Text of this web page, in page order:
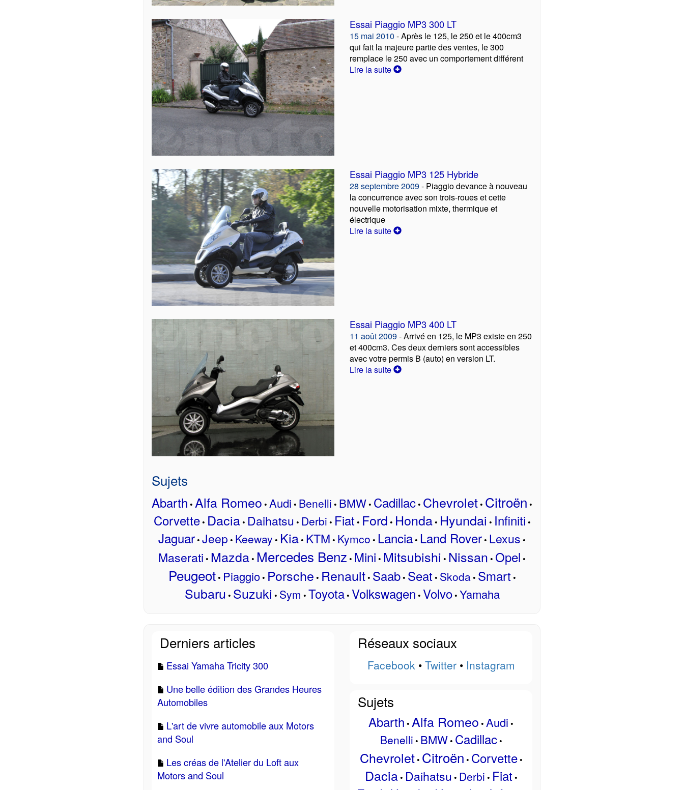
Essai Piaggio MP3 300 LT
15 mai 2010 - Après le 125, le 250 et le 400cm3
qui fait la majeure partie des ventes, le 300
remplace le 250 avec un comportement différent
Lire la suite
Essai Piaggio MP3 125 Hybride
28 septembre 2009- Piaggio devance à nouveau
la concurrence avec son trois-roues et cette
nouvelle motorisation mixte, thermique et
électrique
Lire la suite
Essai Piaggio MP3 400 LT
11 août 2009- Arrivé en 125, le MP3 existe en 250
et 400cm3. Ces deux derniers sont accessibles
avec votre permis B (auto) en version LT.
Lire la suite
Sujets
Abarth • Alfa Romeo • Audi • Benelli • BMW• Cadillac• Chevrolet• Citroën •
Corvette• Dacia• Daihatsu • Derbi • Fiat • Ford • Honda• Hyundai • Infiniti •
Jaguar• Jeep • Keeway • Kia• KTM • Kymco • Lancia• Land Rover• Lexus •
Maserati • Mazda• Mercedes Benz • Mini • Mitsubishi • Nissan • Opel •
Peugeot• Piaggio• Porsche • Renault• Saab• Seat • Skoda• Smart •
Subaru • Suzuki • Sym • Toyota• Volkswagen • Volvo• Yamaha
Derniers articles
Essai Yamaha Tricity 300
Une belle édition des Grandes Heures
Automobiles
L'art de vivre automobile aux Motors
and Soul
Les créas de l'Atelier du Loft aux
Motors and Soul
Réseaux sociaux
Facebook • Twitter• Instagram
Sujets
Abarth • Alfa Romeo • Audi •
Benelli • BMW• Cadillac•
Chevrolet• Citroën • Corvette•
Dacia• Daihatsu • Derbi • Fiat •